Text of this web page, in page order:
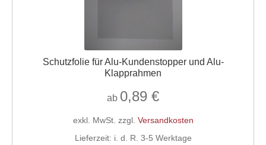
Schutzfolie für Alu-Kundenstopper und Alu-
Klapprahmen
ab 0,89 €
exkl. MwSt. zzgl. Versandkosten
Lieferzeit: i. d. R. 3-5 Werktage